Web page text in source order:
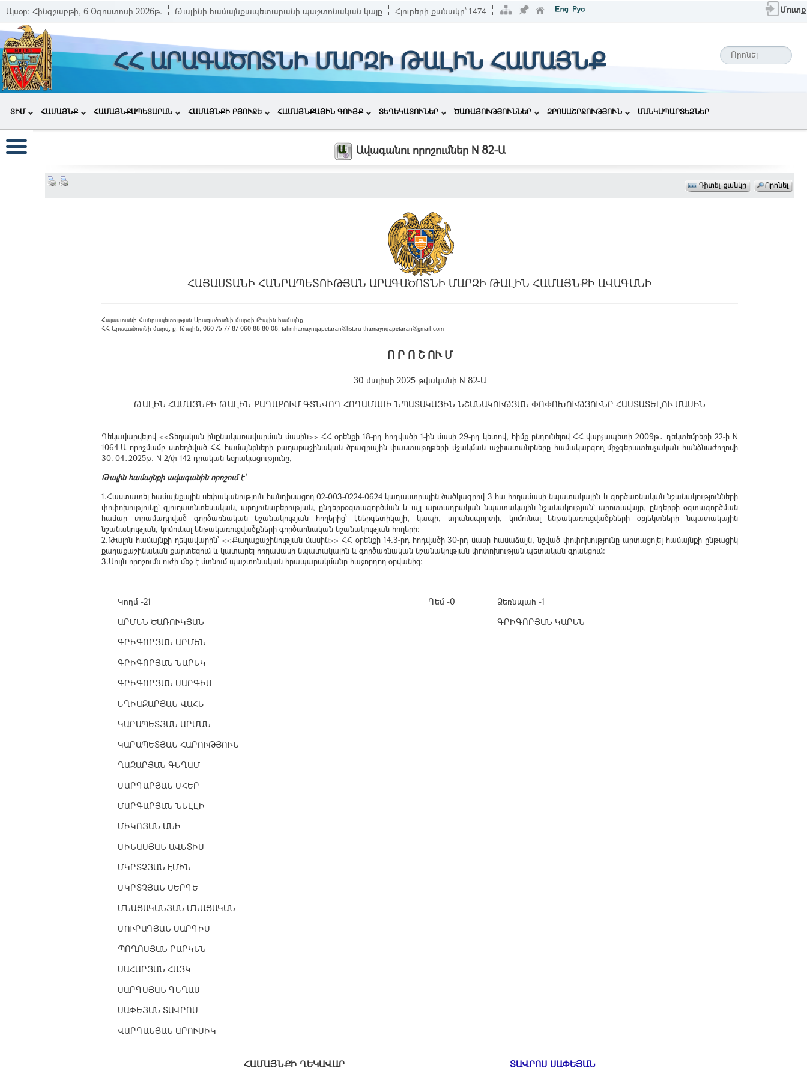
Այսօր: Հինգշաբթի, 6 Օգոստոսի 2026թ. Թալինի համայնքապետարանի պաշտոնական կայք Հյուրերի քանակը՝ 1474 Մուտք
ՀՀ ԱՐԱԳԱԾՈՏՆԻ ՄԱՐԶԻ ԹԱԼԻՆ ՀԱՄԱՅՆՔ
ՏԻՄ ՀԱՄԱՅՆՔ ՀԱՄԱՅՆՔԱՊԵՏԱՐԱՆ ՀԱՄԱՅՆՔԻ ԲՅՈՒՋԵ ՀԱՄԱՅՆՔԱՅԻՆ ԳՈՒՅՔ ՏԵՂԵԿԱՏՈՒՆԵՐ ԾԱՌԱՅՈՒԹՅՈՒՆՆԵՐ ԶԲՈՍԱՇՐՋՈՒԹՅՈՒՆ ՄԱՆԿԱՊԱՐՏԵԶՆԵՐ
Ավագանու որոշումներ N 82-Ա
ՀԱՅԱՍՏԱՆԻ ՀԱՆՐԱՊԵՏՈՒԹՅԱՆ ԱՐԱԳԱԾՈՏՆԻ ՄԱՐԶԻ ԹԱԼԻՆ ՀԱՄԱՅՆՔԻ ԱՎԱԳԱՆԻ
Հայաստանի Հանրապետության Արագածոտնի մարզի Թալին համայնք
ՀՀ Արագածոտնի մարզ, ք. Թալին, 060-75-77-87 060 88-80-08, talinihamaynqapetaran@list.ru thamaynqapetaran@gmail.com
Ո Ր Ո Շ ՈՒ Մ
30 մայիսի 2025 թվականի N 82-Ա
ԹԱԼԻՆ ՀԱՄԱՅՆՔԻ ԹԱԼԻՆ ՔԱՂԱՔՈՒՄ ԳՏՆՎՈՂ ՀՈՂԱՄԱՍԻ ՆՊԱՏԱԿԱՅԻՆ ՆՇԱՆԱԿՈՒԹՅԱՆ ՓՈՓՈԽՈՒԹՅՈՒՆԸ ՀԱՍՏԱՏԵԼՈՒ ՄԱՍԻՆ
Ղեկավարվելով <<Տեղական ինքնակառավարման մասին>> ՀՀ օրենքի 18-րդ հոդվածի 1-ին մասի 29-րդ կետով, հիմք ընդունելով ՀՀ վարչապետի 2009թ․ դեկտեմբերի 22-ի N
1064-Ա որոշմամբ ստեղծված ՀՀ համայնքների քաղաքաշինական ծրագրային փաստաթղթերի մշակման աշխատանքները համակարգող միջգերատեսչական հանձնաժողովի
30․04․2025թ. N 2/փ-142 դրական եզրակացությունը,
Թալին համայնքի ավագանին որոշում է՝
1.Հաստատել համայնքային սեփականություն հանդիսացող 02-003-0224-0624 կադաստրային ծածկագրով 3 հա հողամասի նպատակային և գործառնական նշանակությունների
փոփոխությունը՝ գյուղատնտեսական, արդյունաբերության, ընդերքօգտագործման և այլ արտադրական նպատակային նշանակության՝ արոտավայր, ընդերքի օգտագործման
համար տրամադրված գործառնական նշանակության հողերից՝ էներգետիկայի, կապի, տրանսպորտի, կոմունալ ենթակառուցվածքների օբյեկտների նպատակային
նշանակության, կոմունալ ենթակառուցվածքների գործառնական նշանակության հողերի:
2.Թալին համայնքի ղեկավարին՝ <<Քաղաքաշինության մասին>> ՀՀ օրենքի 14.3-րդ հոդվածի 30-րդ մասի համաձայն, նշված փոփոխությունը արտացոլել համայնքի ընթացիկ
քաղաքաշինական քարտեզում և կատարել հողամասի նպատակային և գործառնական նշանակության փոփոխության պետական գրանցում:
3.Սույն որոշումն ուժի մեջ է մտնում պաշտոնական հրապարակմանը հաջորդող օրվանից:
Կողմ -21
ԱՐՄԵՆ ԾԱՌՈՒԿՅԱՆ
ԳՐԻԳՈՐՅԱՆ ԱՐՄԵՆ
ԳՐԻԳՈՐՅԱՆ ՆԱՐԵԿ
ԳՐԻԳՈՐՅԱՆ ՍԱՐԳԻՍ
ԵՂԻԱԶԱՐՅԱՆ ՎԱՀԵ
ԿԱՐԱՊԵՏՅԱՆ ԱՐՄԱՆ
ԿԱՐԱՊԵՏՅԱՆ ՀԱՐՈՒԹՅՈՒՆ
ՂԱԶԱՐՅԱՆ ԳԵՂԱՄ
ՄԱՐԳԱՐՅԱՆ ՄՀԵՐ
ՄԱՐԳԱՐՅԱՆ ՆԵԼԼԻ
ՄԻԿՈՅԱՆ ԱՆԻ
ՄԻՆԱՍՅԱՆ ԱՎԵՏԻՍ
ՄԿՐՏՉՅԱՆ ԷՄԻՆ
ՄԿՐՏՉՅԱՆ ՍԵՐԳԵ
ՄՆԱՑԱԿԱՆՅԱՆ ՄՆԱՑԱԿԱՆ
ՄՈՒՐԱԴՅԱՆ ՍԱՐԳԻՍ
ՊՈՂՈՍՅԱՆ ԲԱԲԿԵՆ
ՍԱՀԱՐՅԱՆ ՀԱՅԿ
ՍԱՐԳՍՅԱՆ ԳԵՂԱՄ
ՍԱՓԵՅԱՆ ՏԱՎՐՈՍ
ՎԱՐԴԱՆՅԱՆ ԱՐՈՒՍԻԿ
Դեմ -0
Ձեռնպահ -1
ԳՐԻԳՈՐՅԱՆ ԿԱՐԵՆ
ՀԱՄԱՅՆՔԻ ՂԵԿԱՎԱՐ ՏԱՎՐՈՍ ՍԱՓԵՅԱՆ